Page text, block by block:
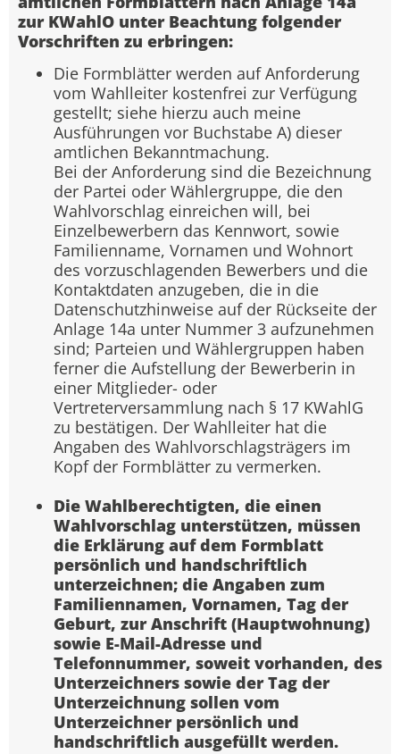
zur KWahlO unter Beachtung folgender
Vorschriften zu erbringen:
Die Formblätter werden auf Anforderung
vom Wahlleiter kostenfrei zur Verfügung
gestellt; siehe hierzu auch meine
Ausführungen vor Buchstabe A) dieser
amtlichen Bekanntmachung.
Bei der Anforderung sind die Bezeichnung
der Partei oder Wählergruppe, die den
Wahlvorschlag einreichen will, bei
Einzelbewerbern das Kennwort, sowie
Familienname, Vornamen und Wohnort
des vorzuschlagenden Bewerbers und die
Kontaktdaten anzugeben, die in die
Datenschutzhinweise auf der Rückseite der
Anlage 14a unter Nummer 3 aufzunehmen
sind; Parteien und Wählergruppen haben
ferner die Aufstellung der Bewerberin in
einer Mitglieder- oder
Vertreterversammlung nach § 17 KWahlG
zu bestätigen. Der Wahlleiter hat die
Angaben des Wahlvorschlagsträgers im
Kopf der Formblätter zu vermerken.
Die Wahlberechtigten, die einen
Wahlvorschlag unterstützen, müssen
die Erklärung auf dem Formblatt
persönlich und handschriftlich
unterzeichnen; die Angaben zum
Familiennamen, Vornamen, Tag der
Geburt, zur Anschrift (Hauptwohnung)
sowie E-Mail-Adresse und
Telefonnummer, soweit vorhanden, des
Unterzeichners sowie der Tag der
Unterzeichnung sollen vom
Unterzeichner persönlich und
handschriftlich ausgefüllt werden.